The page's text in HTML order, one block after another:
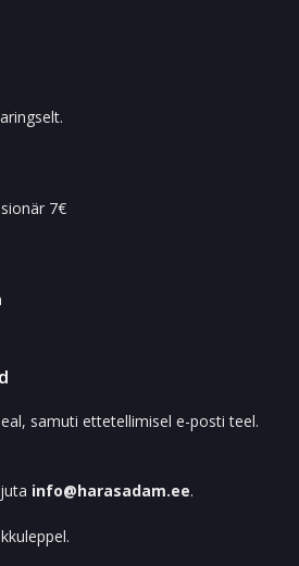
7€
samuti ettetellimisel e-posti teel.
info@harasadam.ee.